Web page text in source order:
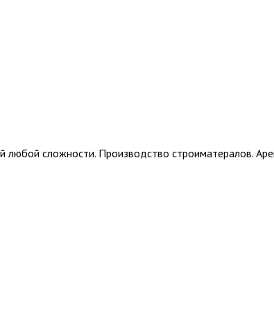
сложности. Производство строиматералов.